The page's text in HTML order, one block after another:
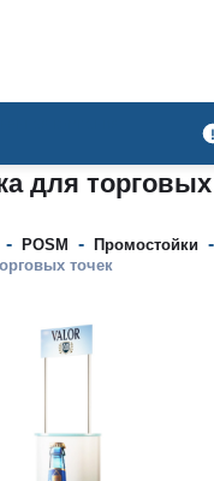
для торговых
- POSM - Промостойки -
точек